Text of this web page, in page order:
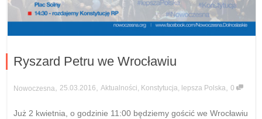
Ryszard Petru we Wrocławiu
Nowoczesna, 25.03.2016, Aktualności, Konstytucja, lepsza Polska, 0
Już 2 kwietnia, o godzinie 11:00 będziemy gościć we Wrocławiu